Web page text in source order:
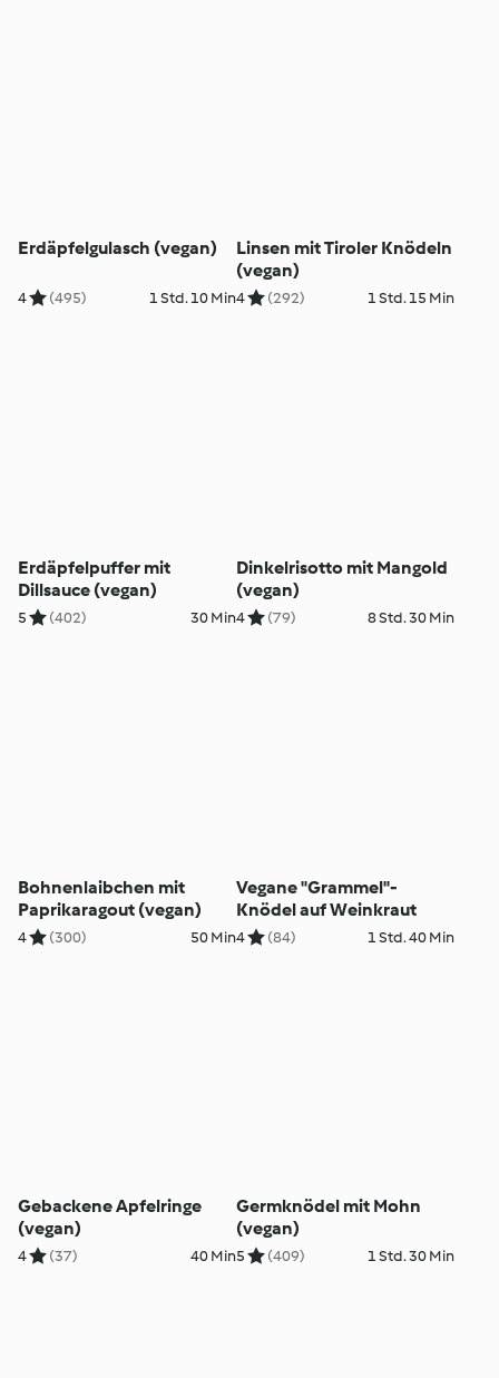
Erdäpfelgulasch (vegan)
4 (495) 1 Std. 10 Min
Linsen mit Tiroler Knödeln
(vegan)
4 (292) 1 Std. 15 Min
Erdäpfelpuffer mit
Dillsauce (vegan)
5 (402) 30 Min
Dinkelrisotto mit Mangold
(vegan)
4 (79) 8 Std. 30 Min
Bohnenlaibchen mit
Paprikaragout (vegan)
4 (300) 50 Min
Vegane "Grammel"-
Knödel auf Weinkraut
4 (84) 1 Std. 40 Min
Gebackene Apfelringe
(vegan)
4 (37) 40 Min
Germknödel mit Mohn
(vegan)
5 (409) 1 Std. 30 Min